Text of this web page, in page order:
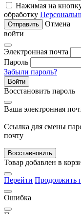
Нажимая на
обработку
Отправить
Отмена
войти
Электронная почта
Пароль
Забыли пароль?
Войти
Восстановить пароль
Ваша электронная
Ссылка для смены
почту
Восставновить
Товар добавлен в
Перейти Продолжить
Ошибка